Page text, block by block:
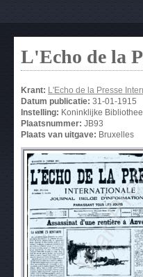
L'Echo de la
Krant: L'Echo de la Presse
Datum publicatie: 31-01-1915
Instelling: Koninklijke
Plaatsnummer: JB93
Plaats van uitgave: Bruxelles